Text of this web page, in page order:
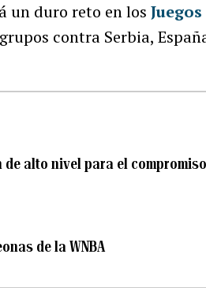
un duro reto en losJuegos
contra Serbia,
de alto nivel para el
de la WNBA